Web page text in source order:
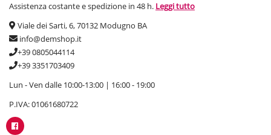
Assistenza costante e spedizione in 48 h. Leggi tutto
Viale dei Sarti, 6, 70132 Modugno BA
info@demshop.it
+39 0805044114
+39 3351703409
Lun - Ven dalle 10:00-13:00 | 16:00 - 19:00
P.IVA: 01061680722